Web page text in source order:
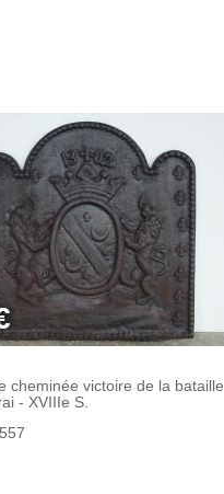
cheminée victoire de la bataille
- XVIIIe S.